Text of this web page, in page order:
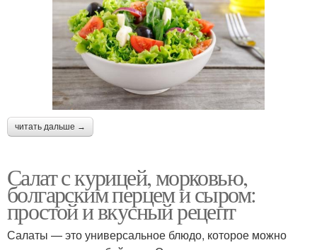
читать дальше →
Салат с курицей, морковью,
болгарским перцем и сыром:
простой и вкусный рецепт
Салаты — это универсальное блюдо, которое можно